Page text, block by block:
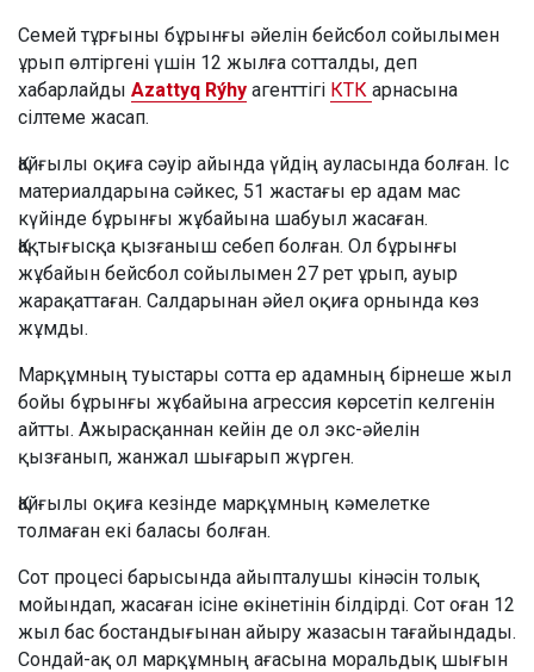
Семей тұрғыны бұрынғы әйелін бейсбол сойылымен
ұрып өлтіргені үшін 12 жылға сотталды, деп
хабарлайды Azattyq Rýhy агенттігі КТК арнасына
сілтеме жасап.
Қайғылы оқиға сәуір айында үйдің ауласында болған. Іс
материалдарына сәйкес, 51 жастағы ер адам мас
күйінде бұрынғы жұбайына шабуыл жасаған.
Қақтығысқа қызғаныш себеп болған. Ол бұрынғы
жұбайын бейсбол сойылымен 27 рет ұрып, ауыр
жарақаттаған. Салдарынан әйел оқиға орнында көз
жұмды.
Марқұмның туыстары сотта ер адамның бірнеше жыл
бойы бұрынғы жұбайына агрессия көрсетіп келгенін
айтты. Ажырасқаннан кейін де ол экс-әйелін
қызғанып, жанжал шығарып жүрген.
Қайғылы оқиға кезінде марқұмның кәмелетке
толмаған екі баласы болған.
Сот процесі барысында айыпталушы кінәсін толық
мойындап, жасаған ісіне өкінетінін білдірді. Сот оған 12
жыл бас бостандығынан айыру жазасын тағайындады.
Сондай-ақ ол марқұмның ағасына моральдық шығын